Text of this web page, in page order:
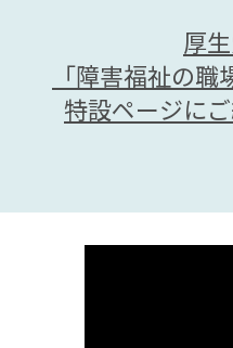
厚
「障害福祉の職
特設ページに